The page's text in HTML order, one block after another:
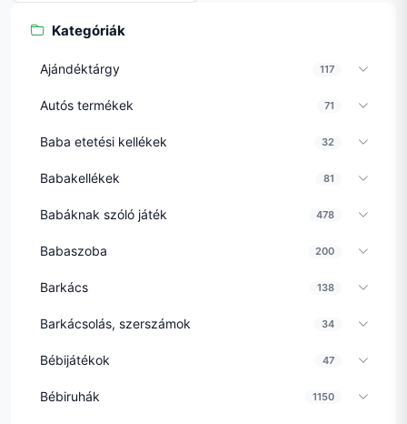
Kategóriák
Ajándéktárgy 117
Autós termékek 71
Baba etetési kellékek 32
Babakellékek 81
Babáknak szóló játék 478
Babaszoba 200
Barkács 138
Barkácsolás, szerszámok 34
Bébijátékok 47
Bébiruhák 1150